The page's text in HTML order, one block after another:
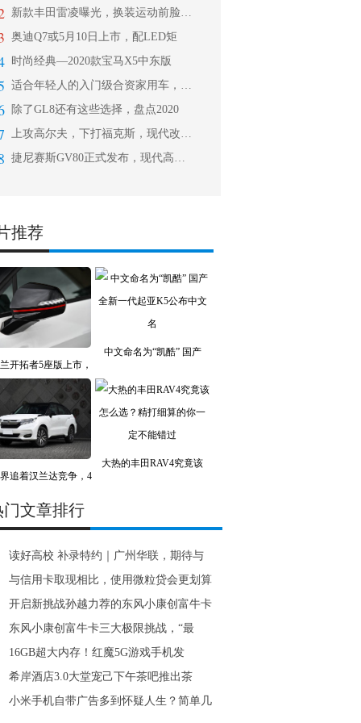
新款丰田雷凌曝光，换装运动前脸，搭载
奥迪Q7或5月10日上市，配LED矩
时尚经典—2020款宝马X5中东版
适合年轻人的入门级合资家用车，售5.
除了GL8还有这些选择，盘点2020
上攻高尔夫，下打福克斯，现代改款i3
捷尼赛斯GV80正式发布，现代高端品
推荐
开拓者5座版上市，
中文命名为“凯酷” 国产
追着汉兰达竞争，4
大热的丰田RAV4究竟该
门文章排行
读好高校 补录特约｜广州华联，期待与
与信用卡取现相比，使用微粒贷会更划算
开启新挑战孙越力荐的东风小康创富牛卡
东风小康创富牛卡三大极限挑战，“最
16GB超大内存！红魔5G游戏手机发
希岸酒店3.0大堂宠己下午茶吧推出茶
小米手机自带广告多到怀疑人生？简单几